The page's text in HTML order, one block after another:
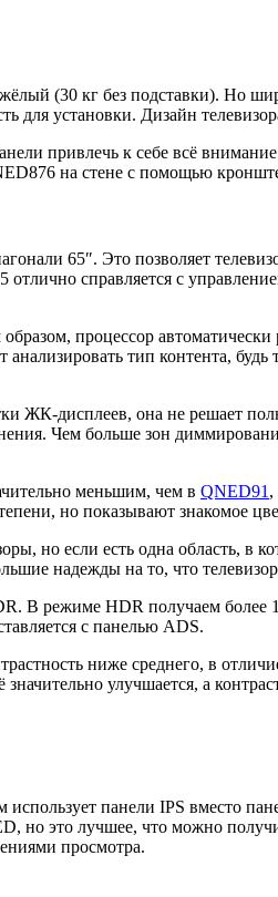
(30 кг без подставки). Но
для установки. Дизайн
привлечь к себе всё
на стене с помощью
65″. Это позволяет
справляется с
процессор
тип контента,
ЖК-дисплеев, она не решает
Чем больше зон
меньшим, чем в QNED91 ,
но показывают знакомое
но если есть одна область, в
надежды на то, что
В режиме HDR получаем более
с панелью ADS.
ниже среднего, в
улучшается, а
панели IPS вместо
но это лучшее, что можно
просмотра.